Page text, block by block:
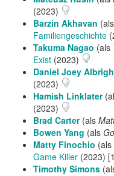
(2023)
Barzin Akhavan (als
Familiengeschichte
Takuma Nagao (als
Exist (2023)
Daniel Joey
(2023)
Hamish Linklater
(2023)
Brad Carter(als
Bowen Yang (als
Matty Finochio (als
Game Killer (2023)
Timothy Simons